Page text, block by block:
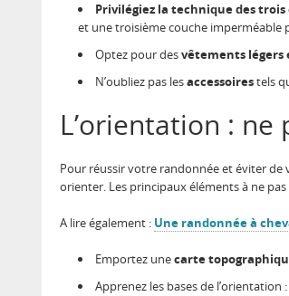
Privilégiez la technique des trois
et une troisième couche
Optez pour desvêtements légers
N’oubliez pas lesaccessoirestels
L’orientation :
Pour réussir votre randonnée et éviter
orienter. Les principaux éléments à ne
A lire également : Une randonnée à
Emportez unecarte
Apprenez les bases de